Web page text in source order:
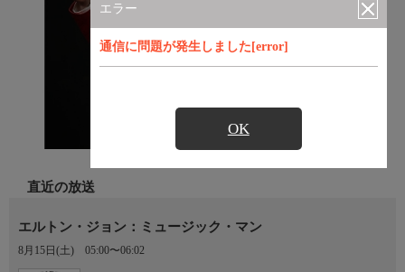
エラー
通信に問題が発生しました[error]
OK
直近の放送
エルトン・ジョン：ミュージック・マン
8月15日(土) 05:00〜06:02